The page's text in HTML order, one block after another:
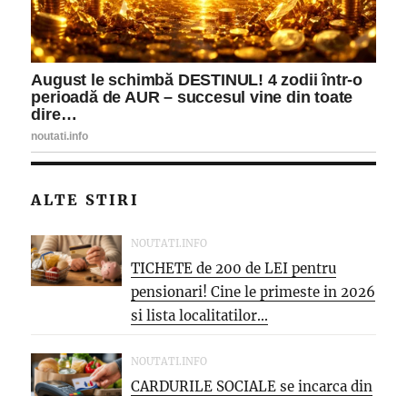
ALTE STIRI
NOUTATI.INFO
TICHETE de 200 de LEI pentru
pensionari! Cine le primeste in 2026
si lista localitatilor...
NOUTATI.INFO
CARDURILE SOCIALE se incarca din